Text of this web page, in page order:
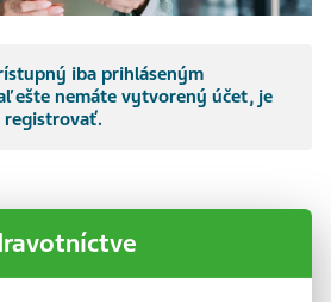
iba prihláseným
ešte nemáte vytvorený účet, je
registrovať.